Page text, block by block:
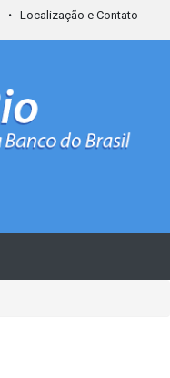
Localização e Contato